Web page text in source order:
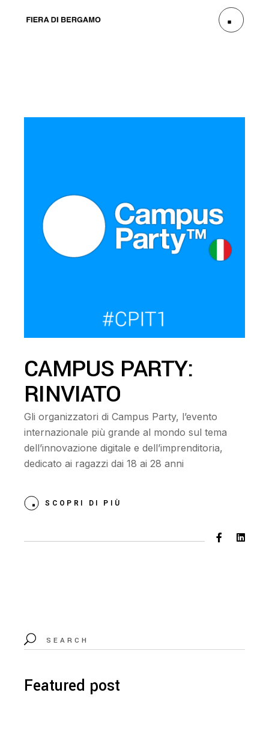
CAMPUS PARTY:
RINVIATO
Gli organizzatori di Campus Party, l’evento
internazionale più grande al mondo sul tema
dell’innovazione digitale e dell’imprenditoria,
dedicato ai ragazzi dai 18 ai 28 anni
SCOPRI DI PIÙ
Featured post